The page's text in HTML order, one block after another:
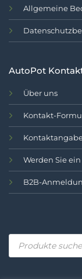
Allgemeine
AutoPot
Über uns
Kontakt-
Werden Sie
B2B-
Produktsuche..